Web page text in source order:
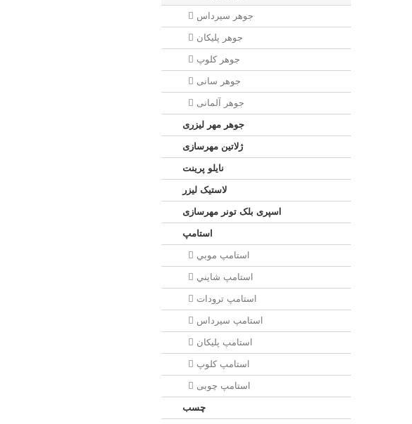
جوهر سيرداس
جوهر پلیکان
جوهر کلوپ
جوهر سانی
جوهر آلمانی
جوهر مهر لیزری
ژلاتين مهرسازی
نایلو پرینت
لاستیک لیزر
اسپری بلک تونر مهرسازی
استامپ
استامپ موبي
استامپ شايني
استامپ ترودات
استامپ سيرداس
استامپ پلیکان
استامپ کلوپ
استامپ چوبی
چسب